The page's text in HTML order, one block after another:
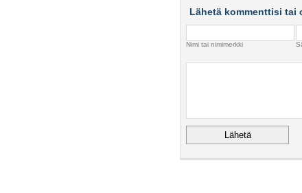
Lähetä kommenttisi tai
Nimi tai nimimerkki